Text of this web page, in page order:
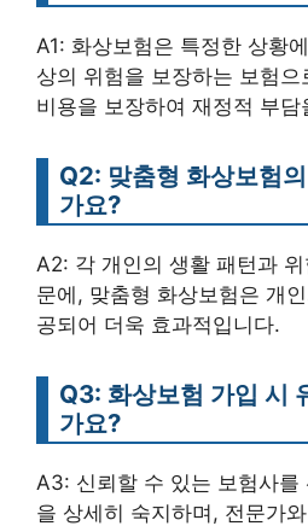
A1: 화상보험은 특정한 상황
상의 위험을 보장하는 보험
비용을 보장하여 재정적 부담
Q2: 맞춤형 화상보험
가요?
A2: 각 개인의 생활 패턴과
문에, 맞춤형 화상보험은 개
공되어 더욱 효과적입니다.
Q3: 화상보험 가입 시
가요?
A3: 신뢰할 수 있는 보험사를
을 상세히 숙지하며, 전문가